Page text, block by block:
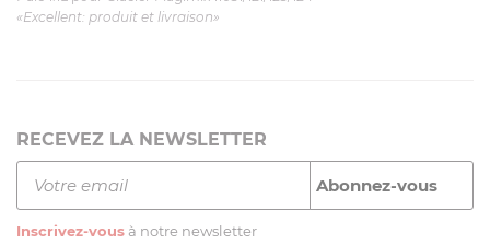
«Excellent: produit et livraison»
RECEVEZ LA NEWSLETTER
Inscrivez-vous à notre newsletter